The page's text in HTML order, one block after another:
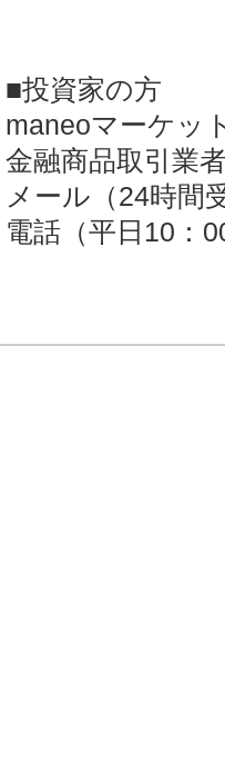
■投資家の方
maneoマーケッ
金融商品取引業
メール（24時間
電話（平日10：